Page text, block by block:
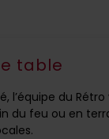
table
l’équipe du
du feu ou en